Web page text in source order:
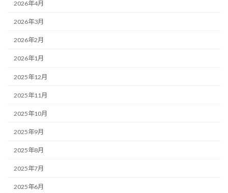
2026年4月
2026年3月
2026年2月
2026年1月
2025年12月
2025年11月
2025年10月
2025年9月
2025年8月
2025年7月
2025年6月